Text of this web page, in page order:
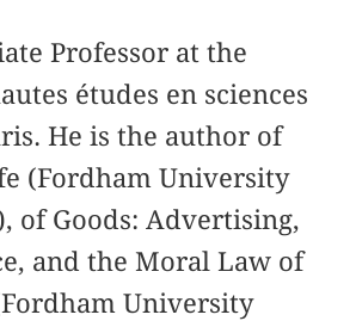
Professor at the
études en sciences
He is the author of
(Fordham University
of Goods: Advertising,
and the Moral Law of
University